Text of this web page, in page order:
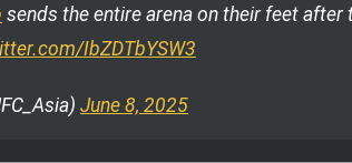
sends the entire arena on their feet after
IbZDTbYSW3
June 8, 2025